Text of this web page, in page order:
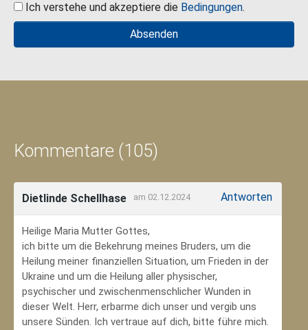
Ich verstehe und akzeptiere die Bedingungen.
Kommentare (105)
Dietlinde Schellhase am 02.12.2024 Antworten
Heilige Maria Mutter Gottes,
ich bitte um die Bekehrung meines Bruders, um die
Heilung meiner finanziellen Situation, um Frieden in der
Ukraine und um die Heilung aller physischer,
psychischer und zwischenmenschlicher Wunden in
dieser Welt. Herr, erbarme dich unser und vergib uns
unsere Sünden. Ich vertraue auf dich, bitte führe mich.